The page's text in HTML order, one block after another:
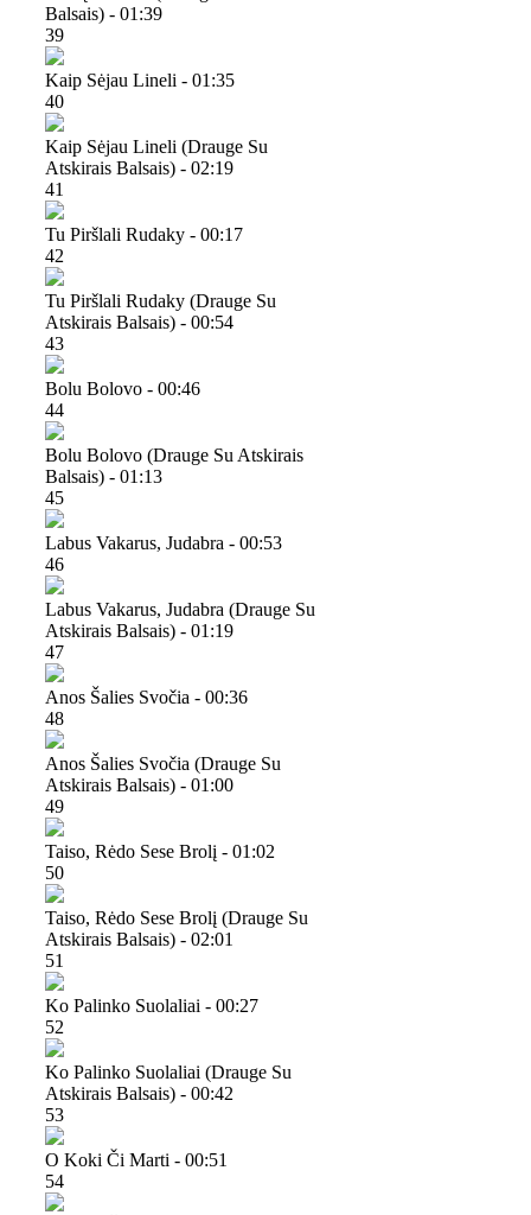
Balsais) - 01:39
39
Kaip Sėjau Lineli - 01:35
40
Kaip Sėjau Lineli (drauge Su
Atskirais Balsais) - 02:19
41
Tu Piršlali Rudaky - 00:17
42
Tu Piršlali Rudaky (drauge Su
Atskirais Balsais) - 00:54
43
Bolu Bolovo - 00:46
44
Bolu Bolovo (drauge Su Atskirais
Balsais) - 01:13
45
Labus Vakarus, Judabra - 00:53
46
Labus Vakarus, Judabra (drauge Su
Atskirais Balsais) - 01:19
47
Anos Šalies Svočia - 00:36
48
Anos Šalies Svočia (drauge Su
Atskirais Balsais) - 01:00
49
Taiso, Rėdo Sese Brolį - 01:02
50
Taiso, Rėdo Sese Brolį (drauge Su
Atskirais Balsais) - 02:01
51
Ko Palinko Suolaliai - 00:27
52
Ko Palinko Suolaliai (drauge Su
Atskirais Balsais) - 00:42
53
O Koki Či Marti - 00:51
54